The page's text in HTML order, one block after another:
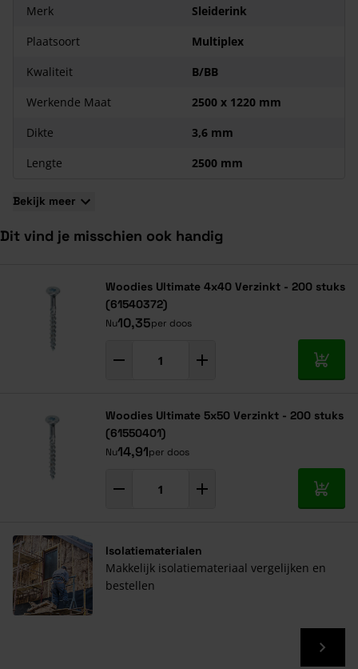
Merk
Sleiderink
Plaatsoort
Multiplex
Kwaliteit
B/BB
Werkende Maat
2500 x 1220 mm
Dikte
3,6 mm
Lengte
2500 mm
Bekijk meer
Dit vind je misschien ook handig
Woodies Ultimate 4x40 Verzinkt - 200 stuks
(61540372)
Nu10,35per doos
In
Woodies Ultimate 5x50 Verzinkt - 200 stuks
(61550401)
Nu14,91per doos
In
Isolatiematerialen
Makkelijk isolatiemateriaal vergelijken en
bestellen